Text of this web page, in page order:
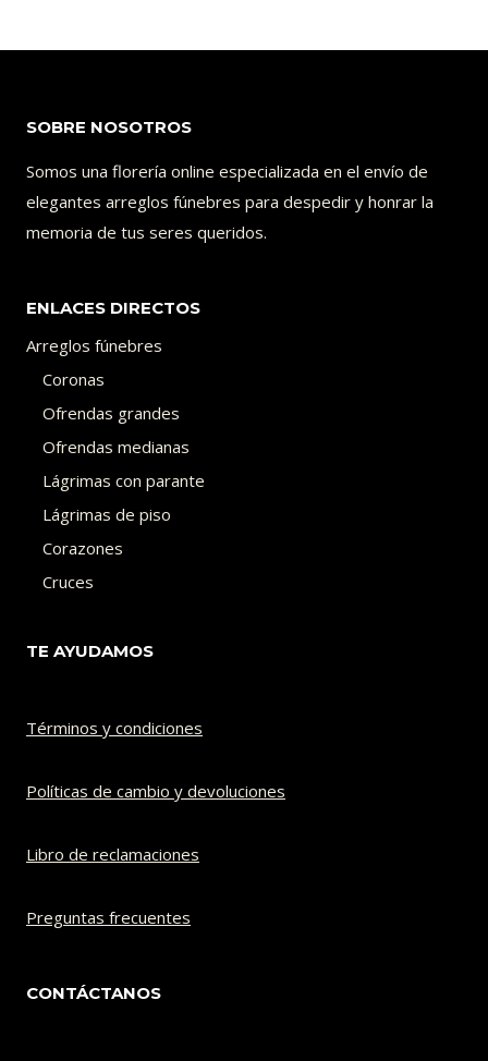
SOBRE NOSOTROS
Somos una florería online especializada en el envío de
elegantes arreglos fúnebres para despedir y honrar la
memoria de tus seres queridos.
ENLACES DIRECTOS
Arreglos fúnebres
Coronas
Ofrendas grandes
Ofrendas medianas
Lágrimas con parante
Lágrimas de piso
Corazones
Cruces
TE AYUDAMOS
Términos y condiciones
Políticas de cambio y devoluciones​
Libro de reclamaciones
Preguntas frecuentes
CONTÁCTANOS